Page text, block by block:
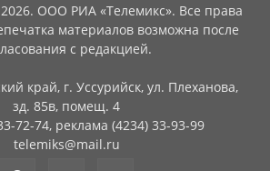
ООО РИА «Телемикс». Все права
материалов возможна после
с редакцией.
край, г. Уссурийск, ул. Плеханова,
зд. 85в, помещ. 4
72-74, реклама (4234) 33-93-99
telemiks@mail.ru